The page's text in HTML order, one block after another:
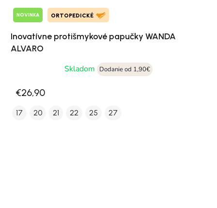
NOVINKA ORTOPEDICKÉ
Inovatívne protišmykové papučky WANDA
ALVARO
Skladom
Dodanie od 1,90€
€26,90
17 20 21 22 25 27